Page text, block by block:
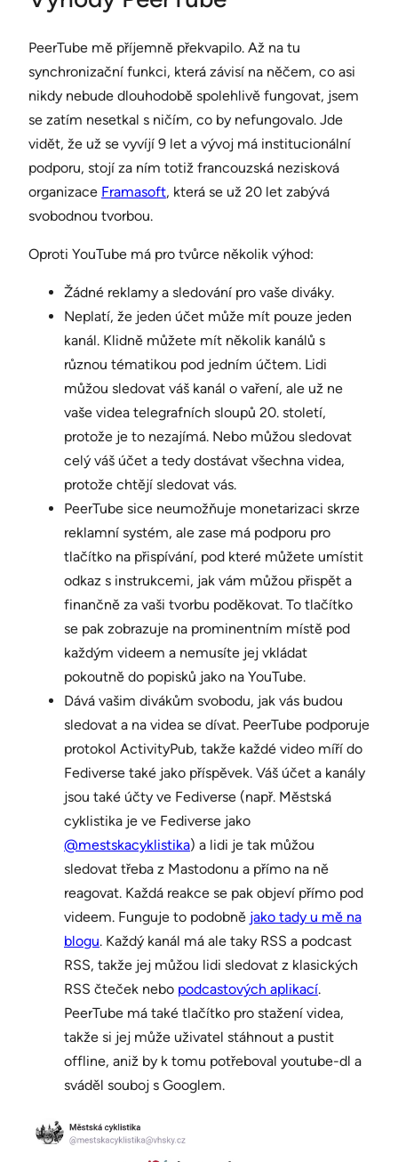
PeerTube mě příjemně překvapilo. Až na tu
synchronizační funkci, která závisí na něčem, co asi
nikdy nebude dlouhodobě spolehlivě fungovat, jsem
se zatím nesetkal s ničím, co by nefungovalo. Jde
vidět, že už se vyvíjí 9 let a vývoj má institucionální
podporu, stojí za ním totiž francouzská nezisková
organizace Framasoft, která se už 20 let zabývá
svobodnou tvorbou.
Oproti YouTube má pro tvůrce několik výhod:
Žádné reklamy a sledování pro vaše diváky.
Neplatí, že jeden účet může mít pouze jeden
kanál. Klidně můžete mít několik kanálů s
různou tématikou pod jedním účtem. Lidi
můžou sledovat váš kanál o vaření, ale už ne
vaše videa telegrafních sloupů 20. století,
protože je to nezajímá. Nebo můžou sledovat
celý váš účet a tedy dostávat všechna videa,
protože chtějí sledovat vás.
PeerTube sice neumožňuje monetarizaci skrze
reklamní systém, ale zase má podporu pro
tlačítko na přispívání, pod které můžete umístit
odkaz s instrukcemi, jak vám můžou přispět a
finančně za vaši tvorbu poděkovat. To tlačítko
se pak zobrazuje na prominentním místě pod
každým videem a nemusíte jej vkládat
pokoutně do popisků jako na YouTube.
Dává vašim divákům svobodu, jak vás budou
sledovat a na videa se dívat. PeerTube podporuje
protokol ActivityPub, takže každé video míří do
Fediverse také jako příspěvek. Váš účet a kanály
jsou také účty ve Fediverse (např. Městská
cyklistika je ve Fediverse jako
@mestskacyklistika) a lidi je tak můžou
sledovat třeba z Mastodonu a přímo na ně
reagovat. Každá reakce se pak objeví přímo pod
videem. Funguje to podobně jako tady u mě na
blogu. Každý kanál má ale taky RSS a podcast
RSS, takže jej můžou lidi sledovat z klasických
RSS čteček nebo podcastových aplikací.
PeerTube má také tlačítko pro stažení videa,
takže si jej může uživatel stáhnout a pustit
offline, aniž by k tomu potřeboval youtube-dl a
sváděl souboj s Googlem.